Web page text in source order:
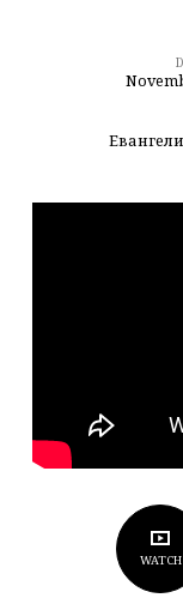
религии
WATCH